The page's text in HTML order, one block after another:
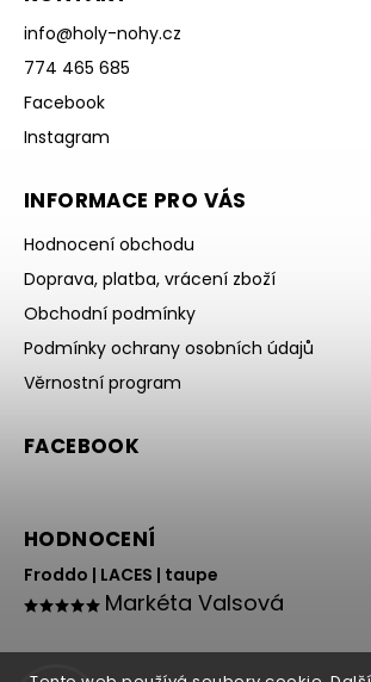
info@holy-nohy.cz
774 465 685
Facebook
Instagram
INFORMACE PRO VÁS
Hodnocení obchodu
Doprava, platba, vrácení zboží
Obchodní podmínky
Podmínky ochrany osobních údajů
Věrnostní program
FACEBOOK
HODNOCENÍ
Froddo | LACES | taupe
Markéta Valsová